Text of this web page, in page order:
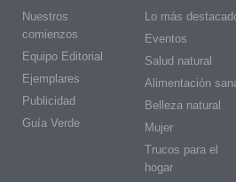
Nuestros
comienzos
Equipo Editorial
Ejemplares
Publicidad
Guía Verde
Lo más
Eventos
Salud natural
Alimentación
Belleza natural
Mujer
Trucos para el
hogar